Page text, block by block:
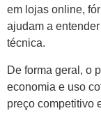
em lojas online,
ajudam a
técnica.
De forma geral, o
economia e uso
preço competitivo